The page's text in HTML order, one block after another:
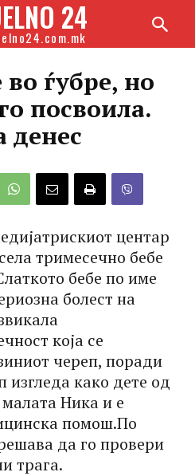
24
ѓубре, но
посвоила.
денес
центар
тримесечно бебе
бебе по име
болест на
која се
череп, поради
изгледа како дете од
малата Ника и е
помош.По
да го провери
трага.